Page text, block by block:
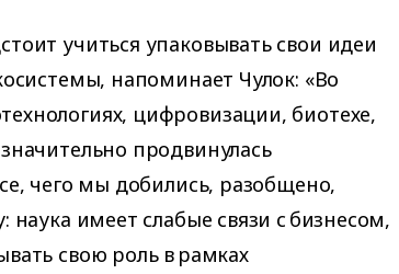
учиться упаковывать свои идеи
напоминает Чулок: «Во
цифровизации, биотехе,
продвинулась
чего мы добились, разобщено,
наука имеет слабые связи с бизнесом,
свою роль в рамках